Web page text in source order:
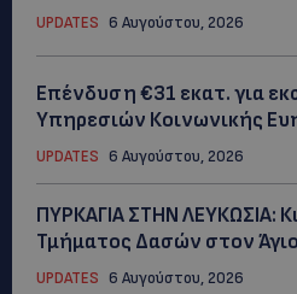
UPDATES 6 Αυγούστου, 2026
Επένδυση €31 εκατ. για
Υπηρεσιών Κοινωνικής
UPDATES 6 Αυγούστου, 2026
ΠΥΡΚΑΓΙΑ ΣΤΗΝ ΛΕΥΚΩΣΙΑ:
Τμήματος Δασών στον
UPDATES 6 Αυγούστου, 2026